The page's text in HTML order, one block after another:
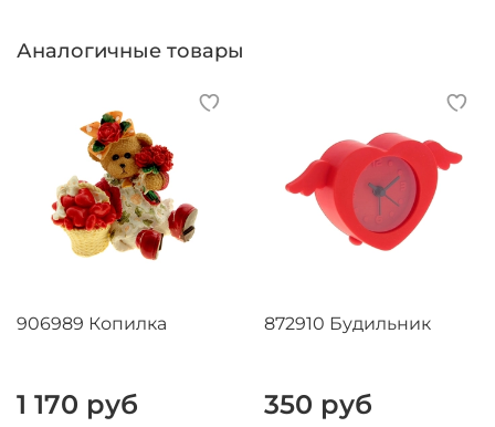
Аналогичные товары
906989 Копилка
1 170 руб
872910 Будильник
350 руб